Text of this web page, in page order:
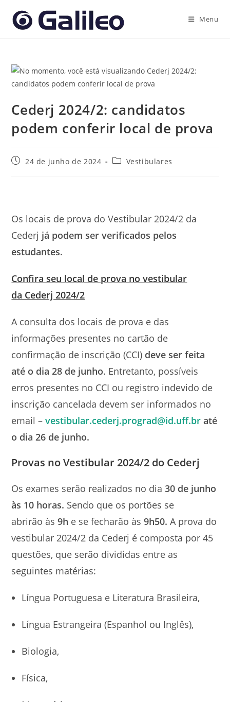
para
Menu
Cederj 2024/2: candidatos
podem conferir local de prova
Post24 de junho de 2024
Categoria
Vestibulares
Os locais de prova do Vestibular 2024/2 da
Cederj já podem ser verificados pelos
estudantes.
Confira seu local de prova no vestibular
da Cederj 2024/2
A consulta dos locais de prova e das
informações presentes no cartão de
confirmação de inscrição (CCI) deve ser feita
até o dia 28 de junho. Entretanto, possíveis
erros presentes no CCI ou registro indevido de
inscrição cancelada devem ser informados no
email – vestibular.cederj.prograd@id.uff.br até
o dia 26 de junho.
Provas no Vestibular 2024/2 do Cederj
Os exames serão realizados no dia 30 de junho
às 10 horas. Sendo que os portões se
abrirão às9h e se fecharão às 9h50.A prova do
vestibular 2024/2 da Cederj é composta por 45
questões, que serão divididas entre as
seguintes matérias:
Língua Portuguesa e Literatura Brasileira,
Língua Estrangeira (Espanhol ou Inglês),
Biologia,
Física,